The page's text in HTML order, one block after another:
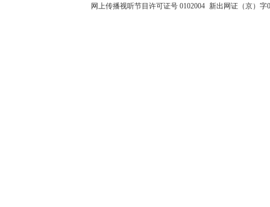
网上传播视听节目许可证号 0102004 新出网证（京）